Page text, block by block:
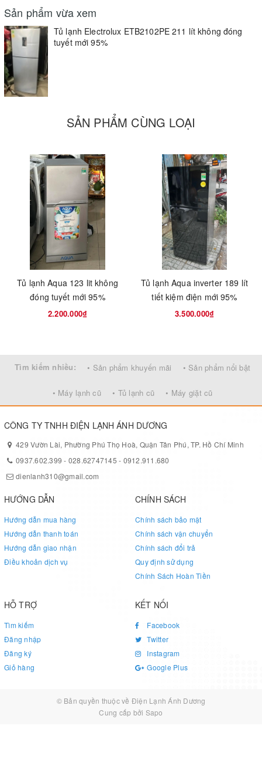
Tủ lạnh
Electrolux ETB2102PE-RVN 2
cánh 211 L có dung tích 210l
cho bạn tha hồ dự trữ thực
phẩm, phù hợp với gia đình từ
3 - 5 người.
RVN có ngăn rau củ
Chuông báo cửa mở
Với chuông báo cửa mở, sau
một khoảng thời gian cửa tủ
chưa được đóng chuông sẽ
báo hiệu để bạn biết, nhờ đó
giúp bạn tiết kiệm điện hơn khi
sử dụng tủ lạnh 2 cánh
Electrolux ETB2102PE-RVN
Khay kệ bằng kính
chịu lực
Tủ lạnh Electrolux 2
cánh có kệ bằng kính
chịu lực giúp việc sắp
xếp thực phẩm trong tủ
thực phẩm quá nhiều làm
Làm lạnh đa chiều
Hệ thống làm lạnh giúp khí
lạnh len lỏi vào khắp nơi
trong tủ lạnh 2 cánh
Electrolux ETB2102PE-RVN
để đảm bảo mọi thực phẩm
dù bị che khuất vẫn được bảo
quản tốt nhất.
Bộ khử mùi Deo
Fresh
chịu không lan ra
ETB2102PE-RVN và bị
triệt tiêu một cách hiệu
quả.
Tủ lạnh không đóng
tuyết
Tủ lạnh Electrolux 2
cánh không đóng tuyết giúp
Tính năng làm đá
nhanh
Chỉ sau 2 giờ, những
khay nước đã trở thành
Sản phẩm vừa xem
Tủ lạnh Electrolux ETB2102PE 211 lít không đóng
tuyết mới 95%
SẢN PHẨM CÙNG LOẠI
Tủ lạnh Aqua 123 lit không
đóng tuyết mới 95%
2.200.000₫
Tủ lạnh Aqua inverter 189 lít
tiết kiệm điện mới 95%
3.500.000₫
Tìm kiếm nhiều: • Sản phẩm khuyến mãi • Sản phẩm nổi bật
• Máy lạnh cũ • Tủ lạnh cũ • Máy giặt cũ
CÔNG TY TNHH ĐIỆN LẠNH ÁNH DƯƠNG
429 Vườn Lài, Phường Phú Thọ Hoà, Quận Tân Phú, TP. Hồ Chí Minh
0937.602.399 - 028.62747145 - 0912.911.680
dienlanh310@gmail.com
HƯỚNG DẪN
Hướng dẫn mua hàng
Hướng dẫn thanh toán
Hướng dẫn giao nhận
Điều khoản dịch vụ
CHÍNH SÁCH
Chính sách bảo mật
Chính sách vận chuyển
Chính sách đổi trả
Quy định sử dụng
Chính Sách Hoàn Tiền
HỖ TRỢ
Tìm kiếm
Đăng nhập
Đăng ký
Giỏ hàng
KẾT NỐI
Facebook
Twitter
Instagram
Google Plus
© Bản quyền thuộc về Điện Lạnh Ánh Dương
Cung cấp bởi Sapo